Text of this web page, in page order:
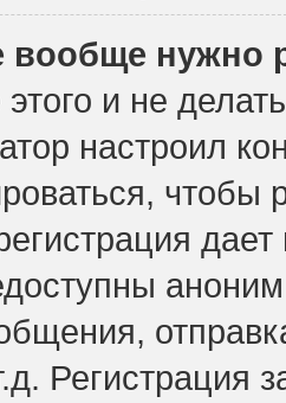
вообще нужно
и не
настроил
Регистрация